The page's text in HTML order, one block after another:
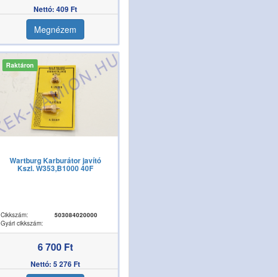
Nettó: 409 Ft
Megnézem
Raktáron
Wartburg Karburátor javító
Kszl. W353,B1000 40F
Cikkszám:
503084020000
Gyári cikkszám:
6 700 Ft
Nettó: 5 276 Ft